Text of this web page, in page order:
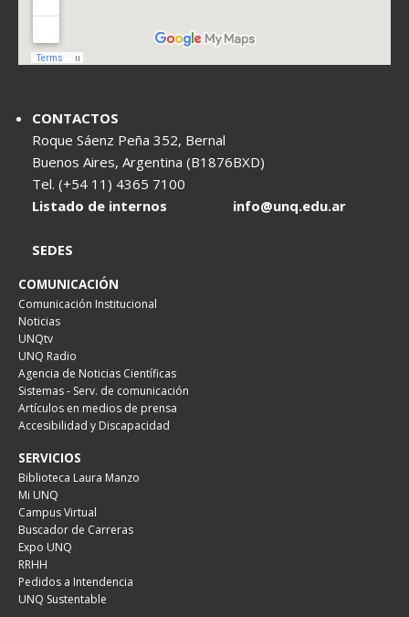
CONTACTOS
Roque Sáenz Peña 352, Bernal
Buenos Aires, Argentina (B1876BXD)
Tel. (+54 11) 4365 7100
Listado de internos
info@unq.edu.ar
SEDES
COMUNICACIÓN
Comunicación Institucional
Noticias
UNQtv
UNQ Radio
Agencia de Noticias Científicas
Sistemas - Serv. de comunicación
Artículos en medios de prensa
Accesibilidad y Discapacidad
SERVICIOS
Biblioteca Laura Manzo
Mi UNQ
Campus Virtual
Buscador de Carreras
Expo UNQ
RRHH
Pedidos a Intendencia
UNQ Sustentable